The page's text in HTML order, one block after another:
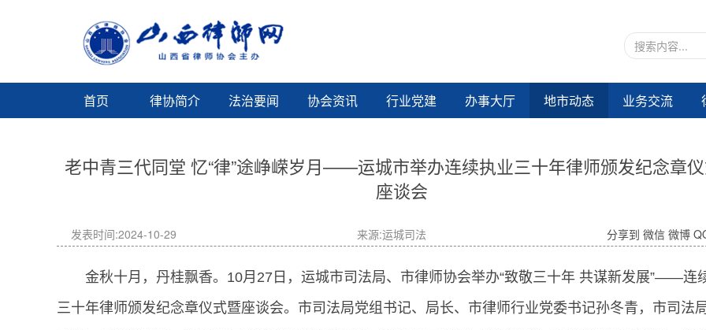
首页 律协简介 法治要闻 协会资讯 行业党建 办事大厅 地市动态 业务交流
老中青三代同堂 忆“律”途峥嵘岁月——运城市举办连续执业三十年律师颁发纪念章
座谈会
发表时间:2024-10-29 来源:运城司法 分享到 微信 微博
金秋十月，丹桂飘香。10月27日，运城市司法局、市律师协会举办“致敬三十年 共谋新发展”——连
三十年律师颁发纪念章仪式暨座谈会。市司法局党组书记、局长、市律师行业党委书记孙冬青，市司法